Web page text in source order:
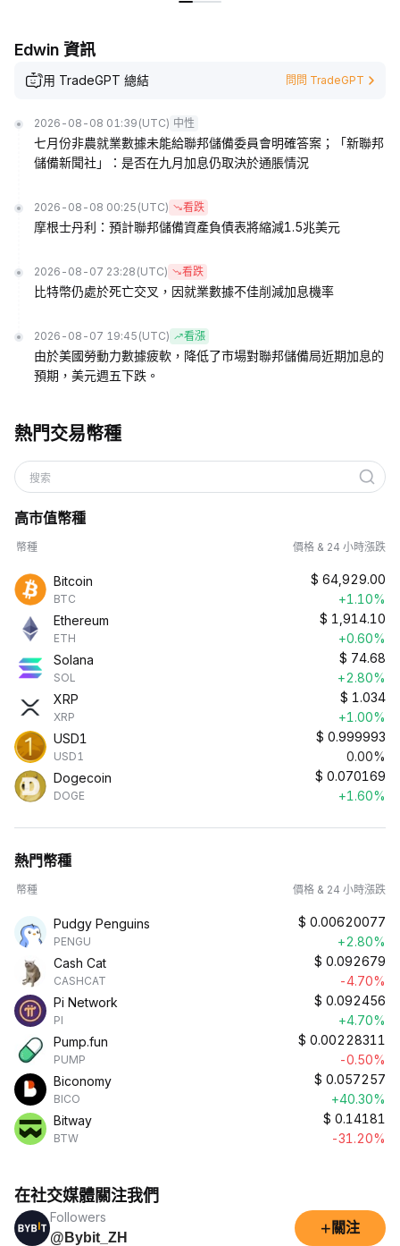
Edwin 資訊
用 TradeGPT 總結 問問 TradeGPT
2026-08-08 01:39 (UTC) 中性
七月份非農就業數據未能給聯邦儲備委員會明確答案；「新聯邦
儲備新聞社」：是否在九月加息仍取決於通脹情況
2026-08-08 00:25 (UTC) 看跌
摩根士丹利：預計聯邦儲備資產負債表將縮減1.5兆美元
2026-08-07 23:28 (UTC) 看跌
比特幣仍處於死亡交叉，因就業數據不佳削減加息機率
2026-08-07 19:45 (UTC) 看漲
由於美國勞動力數據疲軟，降低了市場對聯邦儲備局近期加息的
預期，美元週五下跌。
熱門交易幣種
搜索
高市值幣種
幣種 價格 & 24 小時漲跌
Bitcoin
BTC
$ 64,929.00
+1.10%
Ethereum
ETH
$ 1,914.10
+0.60%
Solana
SOL
$ 74.68
+2.80%
XRP
XRP
$ 1.034
+1.00%
USD1
USD1
$ 0.999993
0.00%
Dogecoin
DOGE
$ 0.070169
+1.60%
熱門幣種
幣種 價格 & 24 小時漲跌
Pudgy Penguins
PENGU
$ 0.00620077
+2.80%
Cash Cat
CASHCAT
$ 0.092679
-4.70%
Pi Network
PI
$ 0.092456
+4.70%
Pump.fun
PUMP
$ 0.00228311
-0.50%
Biconomy
BICO
$ 0.057257
+40.30%
Bitway
BTW
$ 0.14181
-31.20%
在社交媒體關注我們
Followers
@Bybit_ZH
+ 關注